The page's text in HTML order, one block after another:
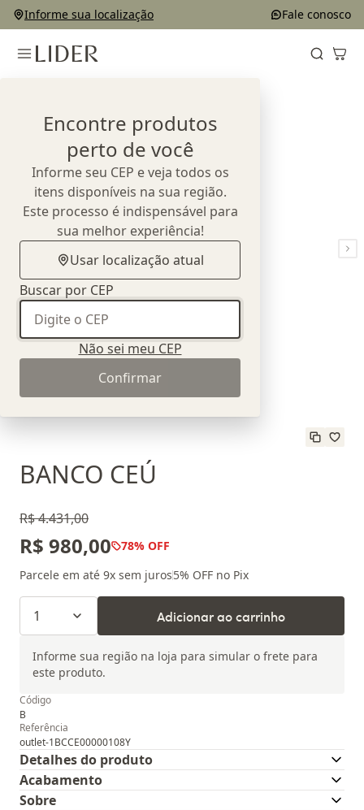
Informe sua localização Fale conosco
Encontre produtos
perto de você
Informe seu CEP e veja todos os
itens disponíveis na sua região.
Este processo é indispensável para
sua melhor experiência!
Usar localização atual
Buscar por CEP
Não sei meu CEP
Confirmar
BANCO CEÚ
R$ 4.431,00
R$ 980,00 78% OFF
Parcele em até 9x sem juros5% OFF no Pix
1 Adicionar ao carrinho
Informe sua região na loja para simular o frete para
este produto.
Código
B
Referência
outlet-1BCCE00000108Y
Detalhes do produto
Acabamento
Sobre